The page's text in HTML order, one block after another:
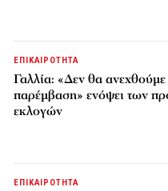
ΕΠΙΚΑΙΡΟΤΗΤΑ
Γαλλία: «Δεν θα ανεχθούμε
παρέμβαση» ενόψει των
εκλογών
ΕΠΙΚΑΙΡΟΤΗΤΑ